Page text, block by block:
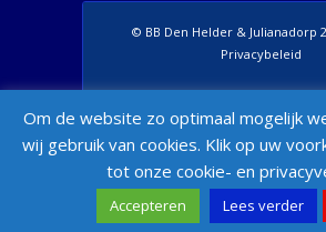
© BB Den Helder & Julianadorp
Privacybeleid
Appearance > Menus > "Manage
Om de website zo optimaal mogelijk
wij gebruik van cookies. Klik op uw
tot onze cookie- en
Accepteren Lees verder